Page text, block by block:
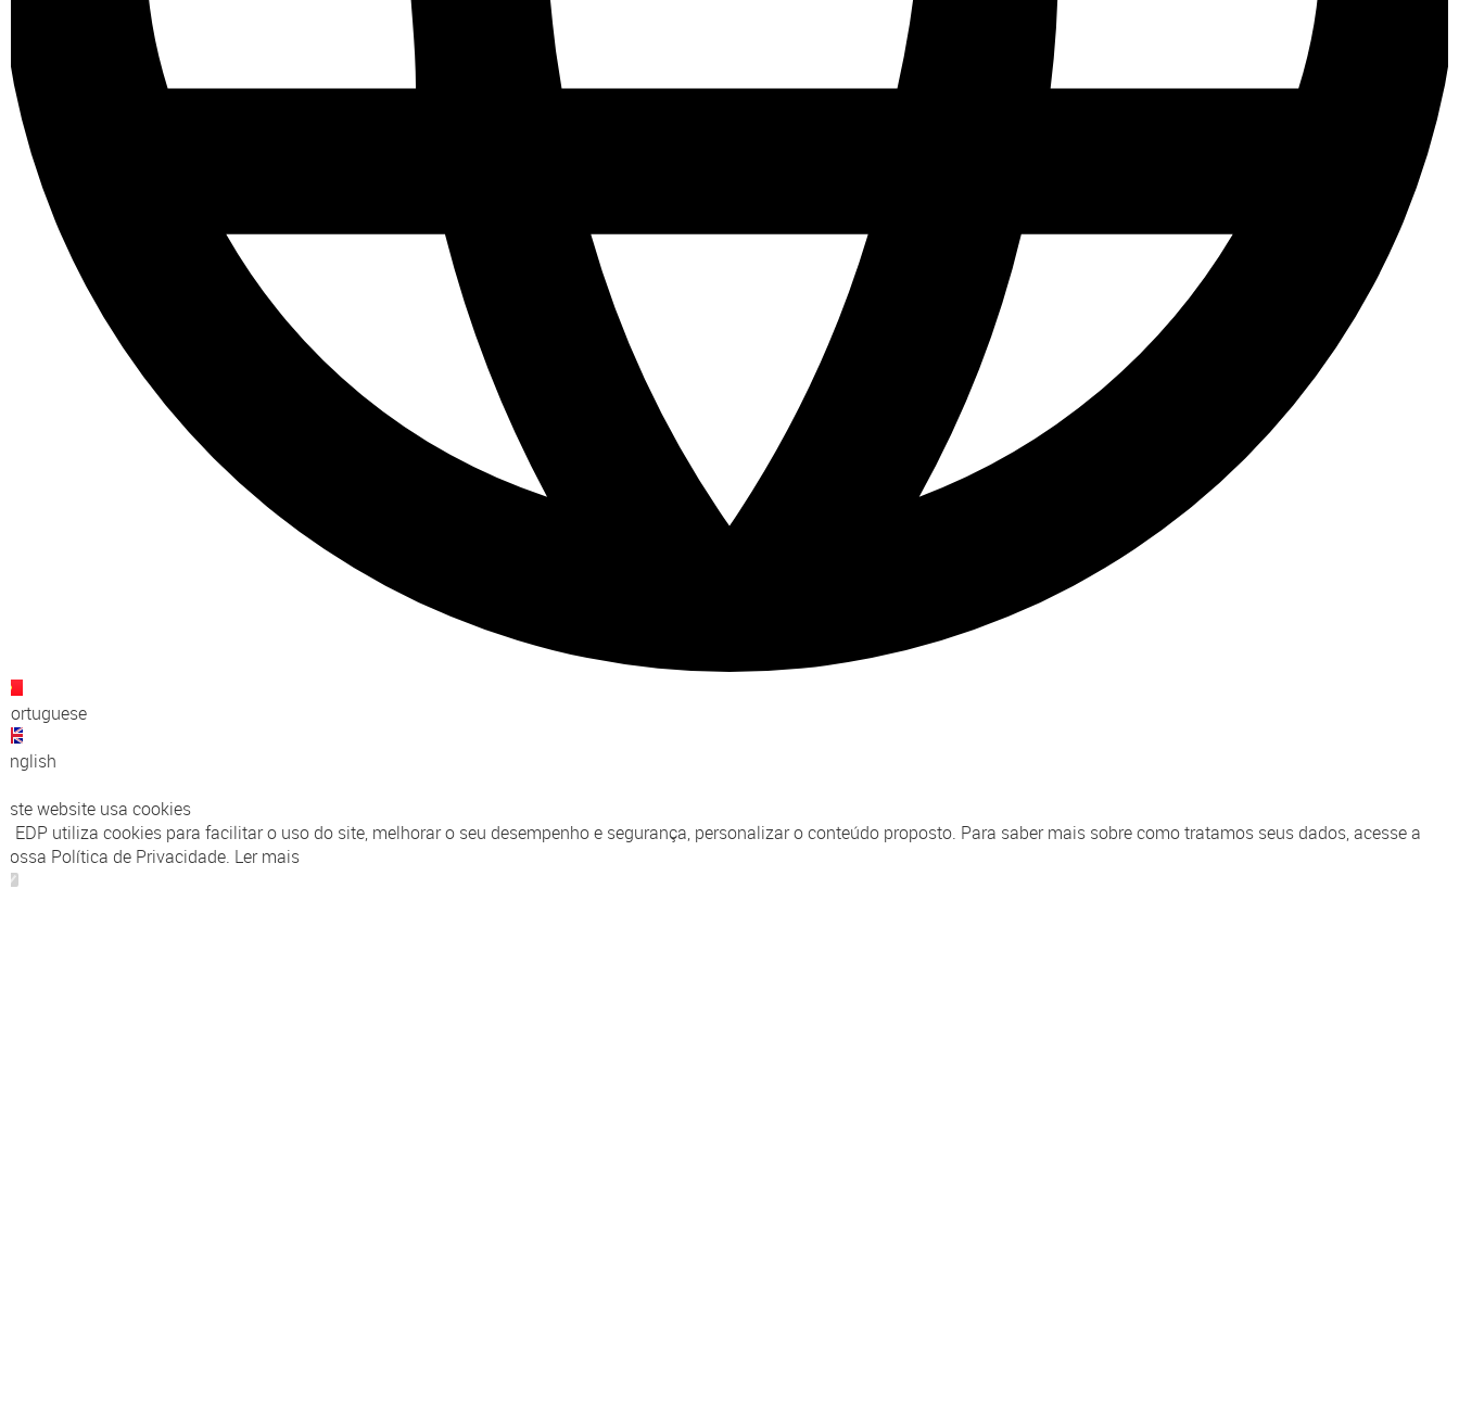
Portuguese
English
Este website usa cookies
A EDP utiliza cookies para facilitar o uso do site, melhorar o seu desempenho e segurança, personalizar o conteúdo proposto. Para saber mais sobre como tratamos seus dados, acesse a
nossa Política de Privacidade. Ler mais